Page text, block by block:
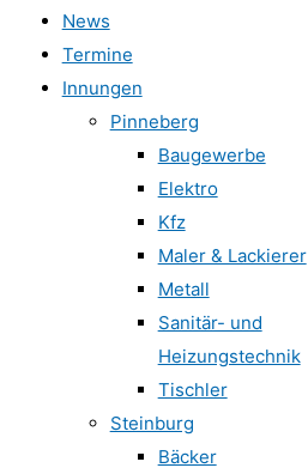
News
Termine
Innungen
Pinneberg
Baugewerbe
Elektro
Kfz
Maler & Lackierer
Metall
Sanitär- und
Heizungstechnik
Tischler
Steinburg
Bäcker